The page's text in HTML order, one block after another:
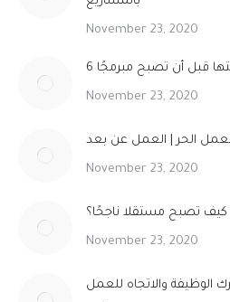
November 23, 2020
قبل أن تصبح مبرمجًا
November 23, 2020
November 23, 2020
كيف تصبح مستقلا ناجحًا؟
November 23, 2020
الوظيفة والاتجاه للعمل